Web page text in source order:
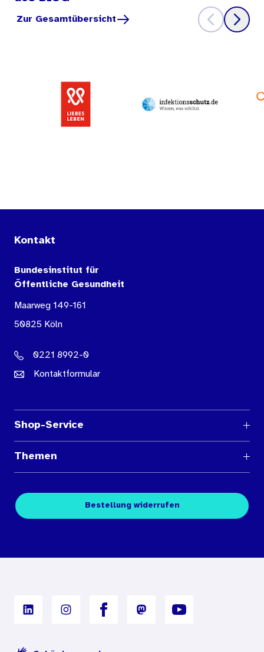
Zur Gesamtübersicht
Kontakt
Bundesinstitut für
Öffentliche Gesundheit
Maarweg 149-161
50825 Köln
0221 8992-0
Kontaktformular
Shop-Service
Medienübersichten
Kontakt
Themen
Fachpublikationen
Digitales Archiv
Bestellung widerrufen